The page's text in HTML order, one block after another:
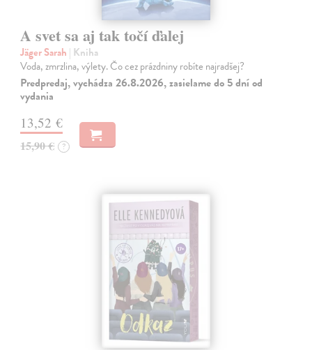
A svet sa aj tak točí ďalej
Jäger Sarah | Kniha
Voda, zmrzlina, výlety. Čo cez prázdniny robíte najradšej?
Predpredaj, vychádza 26.8.2026, zasielame do 5 dní od
vydania
13,52 €
15,90 € ?